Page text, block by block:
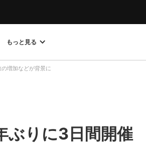
もっと見る
増加などが背景に
ぶりに3日間開